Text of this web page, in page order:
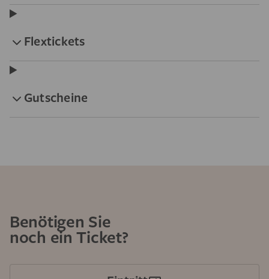
Flextickets
Gutscheine
Benötigen Sie
noch ein Ticket?